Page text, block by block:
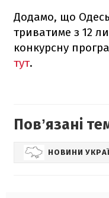
Додамо, що
триватиме з 12
конкурсну
тут.
Повʼязані
НОВИНИ